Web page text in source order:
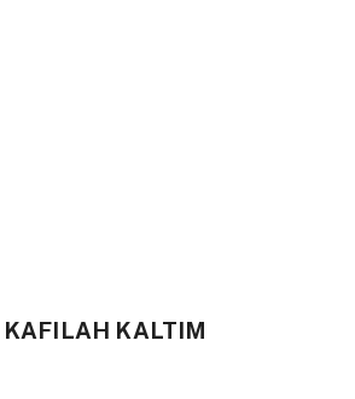
KAFILAH KALTIM